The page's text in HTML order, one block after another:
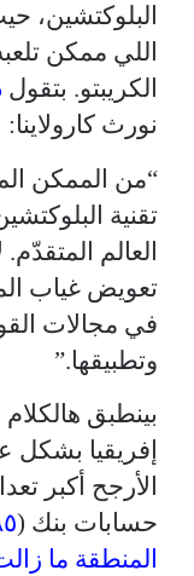
البلوكتشين،
اللي ممكن
الكريبتو. بتقول
نورث كارولاينا:
“من الممكن
تقنية
العالم
تعويض غياب
في مجالات
وتطبيقها.”
بينطبق
إفريقيا
الأرجح أكبر
حسابات بنك (
المنطقة ما